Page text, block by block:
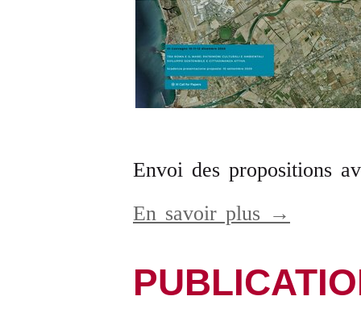
Envoi des propositions
En savoir plus →